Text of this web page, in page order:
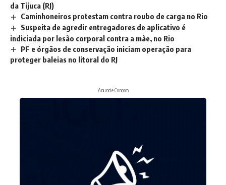
da Tijuca (RJ)
Caminhoneiros protestam contra roubo de carga no Rio
Suspeita de agredir entregadores de aplicativo é
indiciada por lesão corporal contra a mãe, no Rio
PF e órgãos de conservação iniciam operação para
proteger baleias no litoral do RJ
Anuncie Conosco